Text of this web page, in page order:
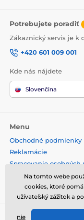
Potrebujete poradiť
Zákaznický servis je k
+420 601 009 001
Kde nás nájdete
Slovenčina
Menu
Obchodné podmienky
Reklamácie
Spracovanie osobných
Doprava a platba
Odstúpenie od zmluvy
© 2026
Na tomto webe
cookies, ktoré
užívateľský zážitok a
nie